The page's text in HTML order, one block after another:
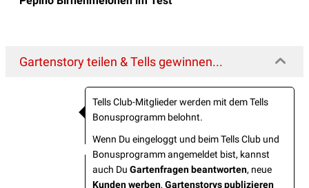
Gartenstory teilen & Tells gewinnen...
Tells Club-Mitglieder werden mit dem Tells
Bonusprogramm belohnt.
Wenn Du eingeloggt und beim Tells Club und
Bonusprogramm angemeldet bist, kannst
auch Du Gartenfragen beantworten, neue
Kunden werben, Gartenstorys publizieren